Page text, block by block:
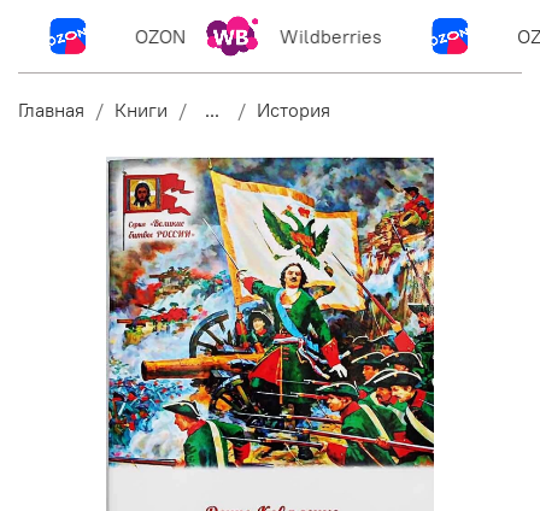
OZON Wildberries
Главная Книги ... История